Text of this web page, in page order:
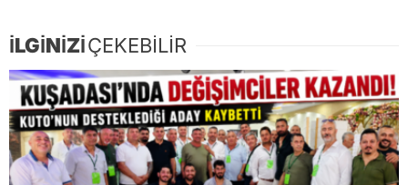
İLGİNİZİÇEKEBİLİR